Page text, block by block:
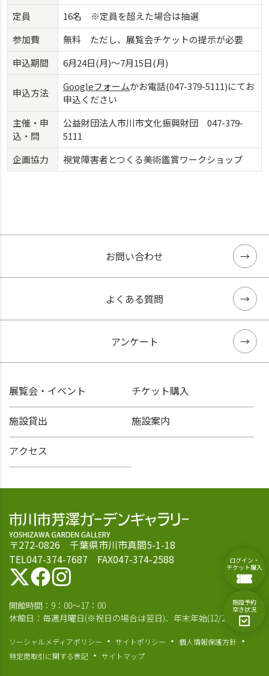
定員
16名 ※定員を超えた場合は抽選
参加費
無料 ただし、展覧会チケットの提示が必要
申込期間
6月24日(月)～7月15日(月)
申込方法
Googleフォームかお電話(047-379-5111)にてお
申込ください
主催・申
込・問
公益財団法人市川市文化振興財団 047-379-
5111
企画協力
視覚障害者とつくる美術鑑賞ワークショップ
お問い合わせ
よくある質問
アンケート
展覧会・イベント チケット購入
施設貸出 施設案内
アクセス
ログイン・
チケット購入
施設予約
空き状況
〒272-0826 千葉県市川市真間5-1-18
TEL047-374-7687 FAX047-374-2588
開館時間：9：00～17：00
休館日：毎週月曜日(※祝日の場合は翌日)、年末年始(12/28～1/4)
ソーシャルメディアポリシー サイトポリシー
個人情報保護方針
特定商取引に関する表記
サイトマップ